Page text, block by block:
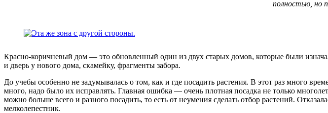
полностью, но
Красно-коричневый дом — это обновленный один из двух старых домов, которые были
и дверь у нового дома, скамейку, фрагменты забора.
До учебы особенно не задумывалась о том, как и где посадить растения. В этот раз много
много, надо было их исправлять. Главная ошибка — очень плотная посадка не только
можно больше всего и разного посадить, то есть от неумения сделать отбор растений.
мелколепестник.